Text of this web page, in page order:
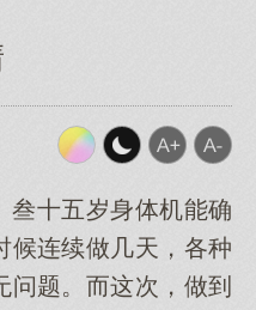
十五岁身体机能确
候连续做几天，各种
题。而这次，做到